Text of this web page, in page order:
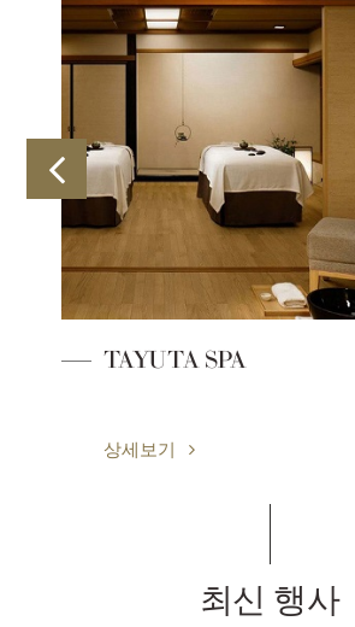
TAYUTA SPA
상세보기
최신 행사